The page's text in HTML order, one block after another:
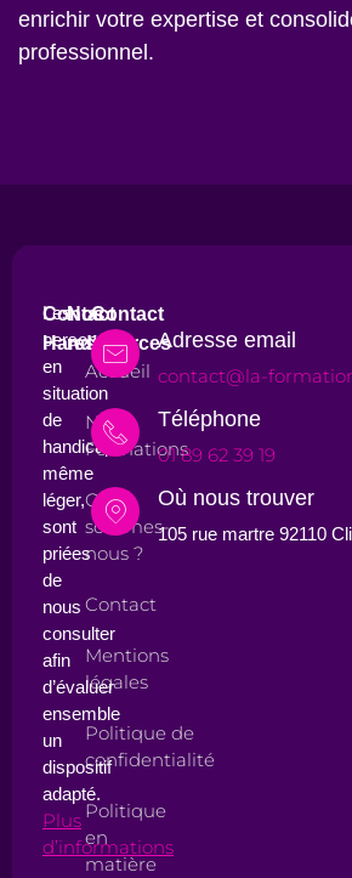
enrichir votre expertise et
professionnel.
Contact
Handicap
Les
personnes
en
situation
de
handicap,
même
léger,
sont
priées
de
nous
consulter
afin
d’évaluer
ensemble
un
dispositif
adapté.
Plus
d’informations
Nos
ressources
Accueil
Nos
Formations
Qui
sommes-
nous ?
Contact
Mentions
légales
Politique de
confidentialité
Politique
en
matière
Contact
Adresse email
contact@la-
Téléphone
01 89 62 39 19
Où nous trouver
105 rue martre 92110